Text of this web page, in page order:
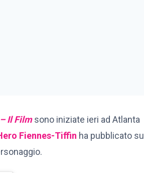
Il Filmsono iniziate ieri ad Atlanta
Fiennes-Tiffin ha pubblicato su